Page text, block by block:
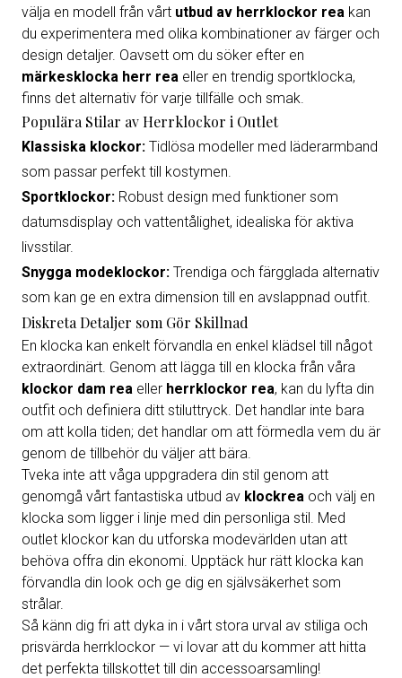
välja en modell från vårt utbud av herrklockor rea kan
du experimentera med olika kombinationer av färger och
design detaljer. Oavsett om du söker efter en
märkesklocka herr rea eller en trendig sportklocka,
finns det alternativ för varje tillfälle och smak.
Populära Stilar av Herrklockor i Outlet
Klassiska klockor: Tidlösa modeller med läderarmband
som passar perfekt till kostymen.
Sportklockor: Robust design med funktioner som
datumsdisplay och vattentålighet, idealiska för aktiva
livsstilar.
Snygga modeklockor: Trendiga och färgglada alternativ
som kan ge en extra dimension till en avslappnad outfit.
Diskreta Detaljer som Gör Skillnad
En klocka kan enkelt förvandla en enkel klädsel till något
extraordinärt. Genom att lägga till en klocka från våra
klockor dam rea eller herrklockor rea, kan du lyfta din
outfit och definiera ditt stiluttryck. Det handlar inte bara
om att kolla tiden; det handlar om att förmedla vem du är
genom de tillbehör du väljer att bära.
Tveka inte att våga uppgradera din stil genom att
genomgå vårt fantastiska utbud av klockrea och välj en
klocka som ligger i linje med din personliga stil. Med
outlet klockor kan du utforska modevärlden utan att
behöva offra din ekonomi. Upptäck hur rätt klocka kan
förvandla din look och ge dig en självsäkerhet som
strålar.
Så känn dig fri att dyka in i vårt stora urval av stiliga och
prisvärda herrklockor — vi lovar att du kommer att hitta
det perfekta tillskottet till din accessoarsamling!